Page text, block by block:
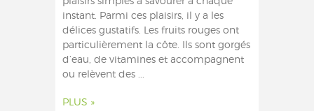
instant. Parmi ces plaisirs, il y a les
délices gustatifs. Les fruits rouges ont
particulièrement la côte. Ils sont gorgés
d’eau, de vitamines et accompagnent
ou relèvent des ...
PLUS »